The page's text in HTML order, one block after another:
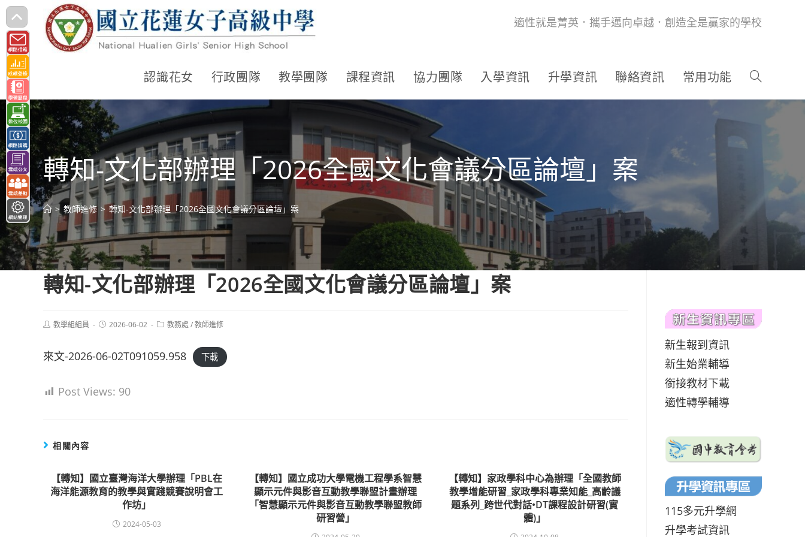
跳
轉
至
主
要
內
容
適性就是菁英．攜手邁向卓越．創造全是贏家的學校
認識花女 行政團隊 教學團隊 課程資訊 協力團隊 入學資訊 升學資訊 聯絡資訊 常用功能
轉知-文化部辦理「2026全國文化會議分區論壇」案
> 教師進修 > 轉知-文化部辦理「2026全國文化會議分區論壇」案
轉知-文化部辦理「2026全國文化會議分區論壇」案
Post教學組組員
Post2026-06-02
Post教務處 /教師進修
來文-2026-06-02T091059.958 下載
Post Views: 90
相關內容
【轉知】國立臺灣海洋大學辦理「PBL在
海洋能源教育的教學與實踐競賽說明會工
作坊」
2024-05-03
【轉知】國立成功大學電機工程學系智慧
顯示元件與影音互動教學聯盟計畫辦理
「智慧顯示元件與影音互動教學聯盟教師
研習營」
【轉知】家政學科中心為辦理「全國教師
教學增能研習_家政學科專業知能_高齡議
題系列_跨世代對話•DT課程設計研習(實
體)」
新生報到資訊
新生始業輔導
銜接教材下載
適性轉學輔導
115多元升學網
升學考試資訊